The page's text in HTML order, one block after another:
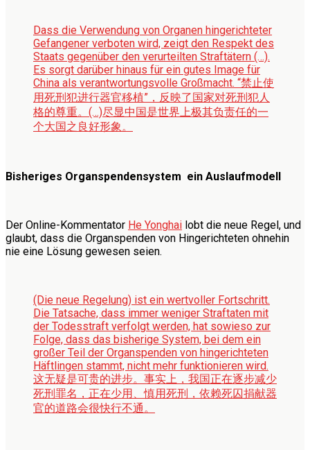
Dass die Verwendung von Organen hingerichteter
Gefangener verboten wird, zeigt den Respekt des
Staats gegenüber den verurteilten Straftätern (…).
Es sorgt darüber hinaus für ein gutes Image für
China als verantwortungsvolle Großmacht. “禁止使
用死刑犯进行器官移植”，反映了国家对死刑犯人
格的尊重。(…)尽显中国是世界上极其负责任的一
个大国之良好形象。
Bisheriges Organspendensystem ein Auslaufmodell
Der Online-Kommentator He Yonghai lobt die neue Regel, und
glaubt, dass die Organspenden von Hingerichteten ohnehin
nie eine Lösung gewesen seien.
(Die neue Regelung) ist ein wertvoller Fortschritt.
Die Tatsache, dass immer weniger Straftaten mit
der Todesstraft verfolgt werden, hat sowieso zur
Folge, dass das bisherige System, bei dem ein
großer Teil der Organspenden von hingerichteten
Häftlingen stammt, nicht mehr funktionieren wird.
这无疑是可贵的进步。事实上，我国正在逐步减少
死刑罪名，正在少用、慎用死刑，依赖死囚捐献器
官的道路会很快行不通。